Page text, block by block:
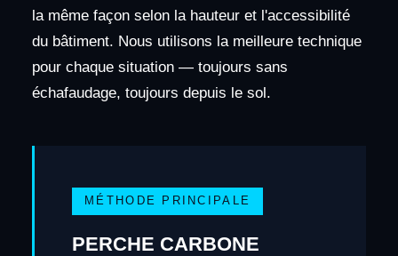
la même façon selon la hauteur et l'accessibilité
du bâtiment. Nous utilisons la meilleure technique
pour chaque situation — toujours sans
échafaudage, toujours depuis le sol.
MÉTHODE PRINCIPALE
PERCHE CARBONE